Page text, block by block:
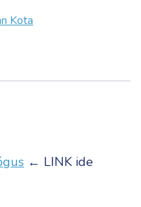
Kota
← LINK ide